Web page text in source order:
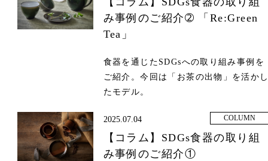
み事例のご紹介➁ 「Re:Green
Tea」
食器を通じたSDGsへの取り組み事例を
ご紹介。今回は「お茶の出物」を活か
たモデル。
2025.07.04 COLUMN
【コラム】SDGs食器の取り組
み事例のご紹介①